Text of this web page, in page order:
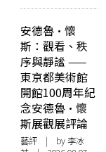
安德魯·懷
斯：觀看、秩
序與靜謐 ——
東京都美術館
開館100周年紀
念安德魯·懷
斯展觀展評論
藝評 | by 李冰